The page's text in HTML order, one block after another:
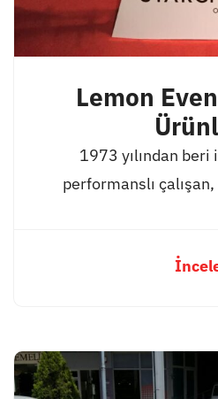
Lemon
1973 yılından beri
performanslı